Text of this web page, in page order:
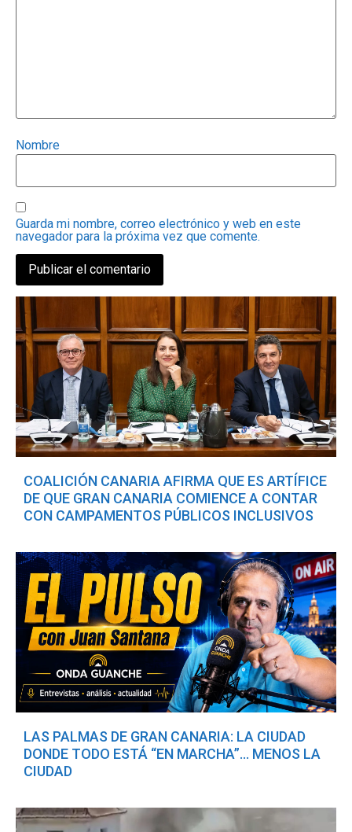
Nombre
Guarda mi nombre, correo electrónico y web en este
navegador para la próxima vez que comente.
COALICIÓN CANARIA AFIRMA QUE ES ARTÍFICE
DE QUE GRAN CANARIA COMIENCE A CONTAR
CON CAMPAMENTOS PÚBLICOS INCLUSIVOS
LAS PALMAS DE GRAN CANARIA: LA CIUDAD
DONDE TODO ESTÁ “EN MARCHA”… MENOS LA
CIUDAD